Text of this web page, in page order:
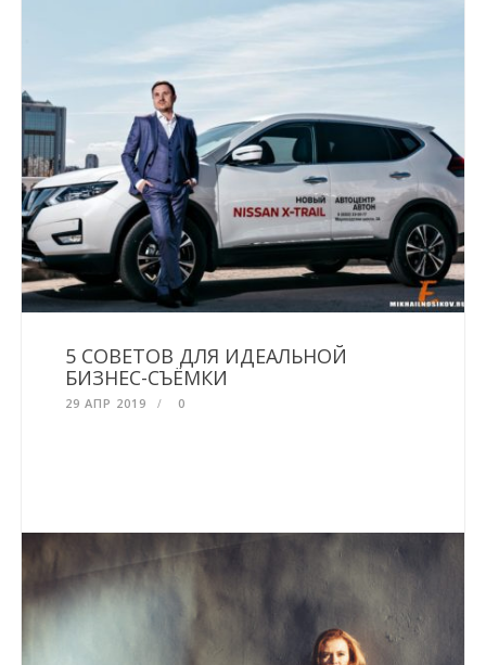
5 СОВЕТОВ ДЛЯ ИДЕАЛЬНОЙ
БИЗНЕС-СЪЁМКИ
29 АПР 2019 0